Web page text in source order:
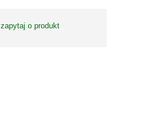
zapytaj o produkt